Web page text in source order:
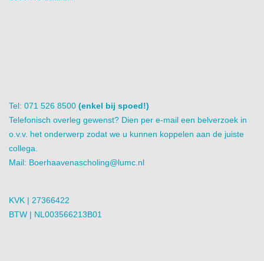
Tel: 071 526 8500 (enkel bij spoed!)
Telefonisch overleg gewenst? Dien per e-mail een belverzoek in
o.v.v. het onderwerp zodat we u kunnen koppelen aan de juiste
collega.
Mail: Boerhaavenascholing@lumc.nl
KVK | 27366422
BTW | NL003566213B01